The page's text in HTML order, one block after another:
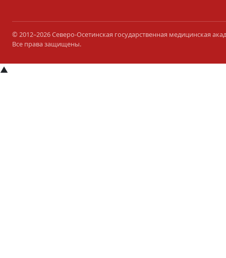
© 2012–2026 Северо-Осетинская государственная медицинская
Все права защищены.
▲